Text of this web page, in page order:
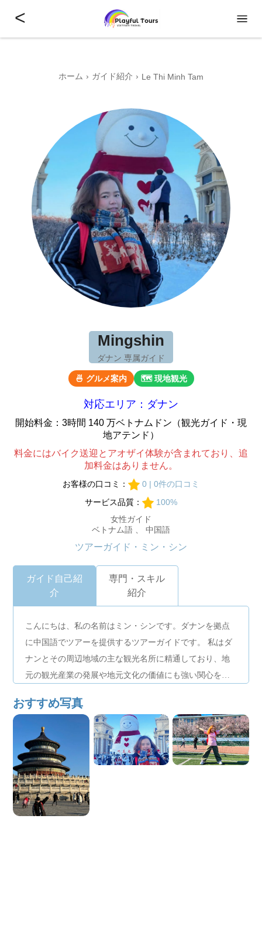
<
ホーム ガイド紹介 Le Thi Minh Tam
Mingshin
ダナン 専属ガイド
🍜 グルメ案内 🗺 現地観光
対応エリア：ダナン
開始料金：3時間 140 万ベトナムドン（観光ガイド・現
地アテンド）
料金にはバイク送迎とアオザイ体験が含まれており、追
加料金はありません。
お客様の口コミ：
0 | 0件の口コミ
サービス品質：
100%
女性ガイド
ベトナム語 、 中国語
ツアーガイド・ミン・シン
ガイド自己紹
介
専門・スキル
紹介
こんにちは、私の名前はミン・シンです。ダナンを拠点
に中国語でツアーを提供するツアーガイドです。 私はダ
ナンとその周辺地域の主な観光名所に精通しており、地
元の観光産業の発展や地元文化の価値にも強い関心を持
おすすめ写真